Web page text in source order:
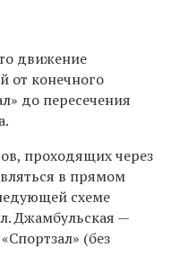
движение
от конечного
до пересечения
проходящих через
в прямом
схеме
Джамбульская —
(без